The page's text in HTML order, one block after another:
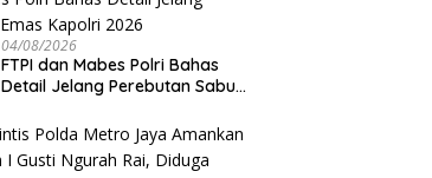
04/08/2026
FTPI dan Mabes Polri Bahas
Detail Jelang Perebutan Sabuk